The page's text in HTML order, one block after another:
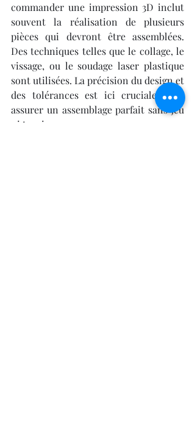
commander une impression 3D inclut
souvent la réalisation de plusieurs
pièces qui devront être assemblées.
Des techniques telles que le collage, le
vissage, ou le soudage laser plastique
sont utilisées. La précision du design et
des tolérances est ici cruciale pour
assurer un assemblage parfait sans jeu
ni tension.